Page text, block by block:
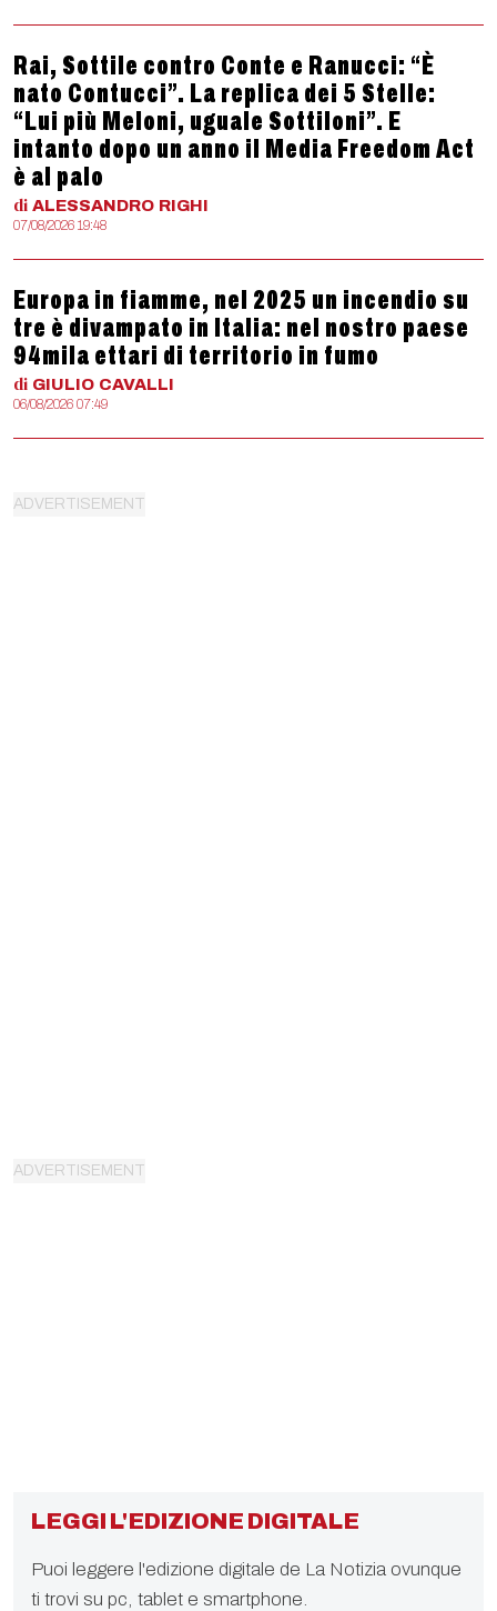
Rai, Sottile contro Conte e Ranucci: “È
nato Contucci”. La replica dei 5 Stelle:
“Lui più Meloni, uguale Sottiloni”. E
intanto dopo un anno il Media Freedom Act
è al palo
di ALESSANDRO RIGHI
07/08/2026 19:48
Europa in fiamme, nel 2025 un incendio su
tre è divampato in Italia: nel nostro paese
94mila ettari di territorio in fumo
di GIULIO CAVALLI
06/08/2026 07:49
LEGGI L'EDIZIONE DIGITALE
Puoi leggere l'edizione digitale de La Notizia ovunque
ti trovi su pc, tablet e smartphone.